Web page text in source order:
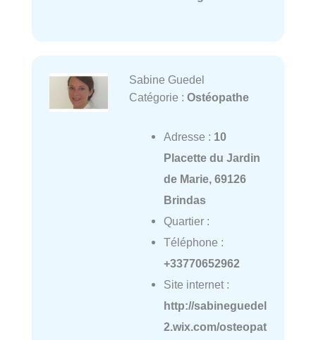
Sabine Guedel
Catégorie : Ostéopathe
Adresse : 10
Placette du Jardin
de Marie, 69126
Brindas
Quartier :
Téléphone :
+33770652962
Site internet :
http://sabineguedel
2.wix.com/osteopat